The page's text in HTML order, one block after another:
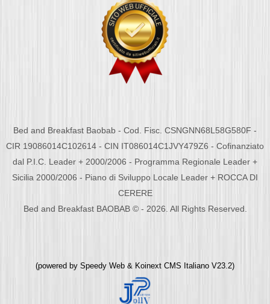
Bed and Breakfast Baobab - Cod. Fisc. CSNGNN68L58G580F -
CIR 19086014C102614 - CIN IT086014C1JVY479Z6 - Cofinanziato
dal P.I.C. Leader + 2000/2006 - Programma Regionale Leader +
Sicilia 2000/2006 - Piano di Sviluppo Locale Leader + ROCCA DI
CERERE
Bed and Breakfast BAOBAB © - 2026. All Rights Reserved.
(powered by Speedy Web & Koinext CMS Italiano V23.2)